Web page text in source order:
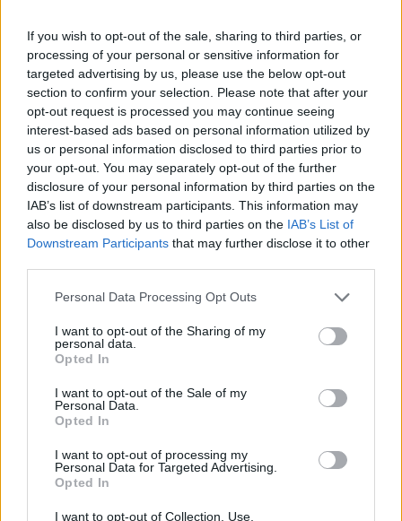
If you wish to opt-out of the sale, sharing to third parties, or
processing of your personal or sensitive information for
targeted advertising by us, please use the below opt-out
section to confirm your selection. Please note that after your
opt-out request is processed you may continue seeing
interest-based ads based on personal information utilized by
us or personal information disclosed to third parties prior to
your opt-out. You may separately opt-out of the further
disclosure of your personal information by third parties on the
IAB’s list of downstream participants. This information may
also be disclosed by us to third parties on the IAB’s List of
Downstream Participants that may further disclose it to other
Please note that this website/app uses one or more Google
not limited to your visit or usage behaviour. You may click to
grant or deny consent to Google and its third-party tags to
use your data for below specified purposes in below Google
consent section.
Personal Data Processing Opt Outs
I want to opt-out of the Sharing of my
personal data.
Opted In
I want to opt-out of the Sale of my
Personal Data.
Opted In
I want to opt-out of processing my
Personal Data for Targeted Advertising.
Opted In
I want to opt-out of Collection, Use,
Identifica tus intereses y competencias en datos, IA,…
CIENCIA Y TECNOLOGÍA
Ética en IA: marcos, riesgos y
mitigaciones aplicadas